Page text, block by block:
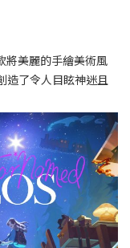
將美麗的手繪美術風
造了令人目眩神迷且